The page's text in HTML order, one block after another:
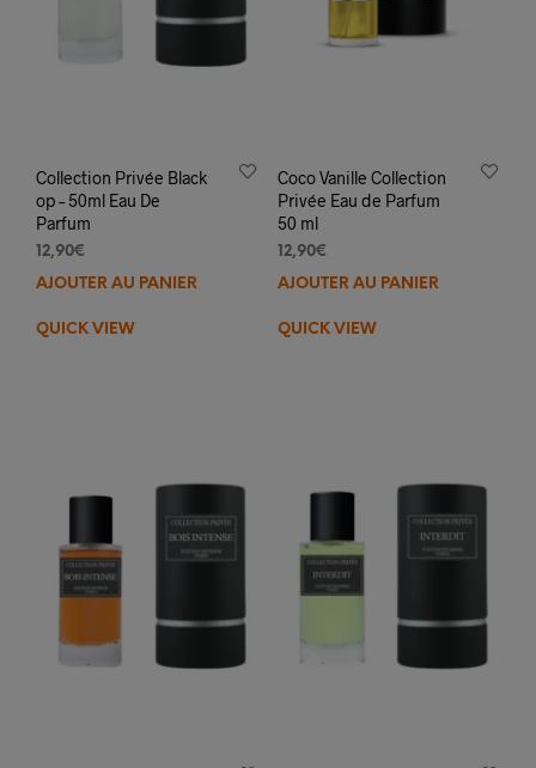
Collection Privée Black
op – 50ml Eau De
Parfum
12,90€
AJOUTER AU PANIER
QUICK VIEW
Coco Vanille Collection
Privée Eau de Parfum
50 ml
12,90€
AJOUTER AU PANIER
QUICK VIEW